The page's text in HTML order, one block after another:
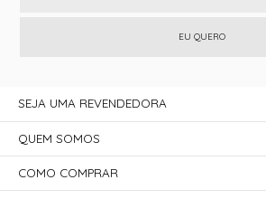
EU QUERO
SEJA UMA REVENDEDORA
QUEM SOMOS
COMO COMPRAR